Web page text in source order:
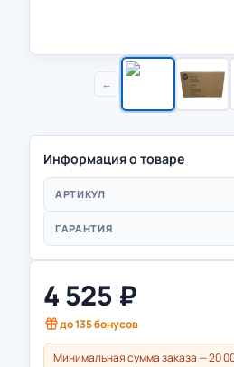
←
Информация о товаре
АРТИКУЛ
ГАРАНТИЯ
4 525 ₽
до135бонусов
Минимальная сумма заказа — 20